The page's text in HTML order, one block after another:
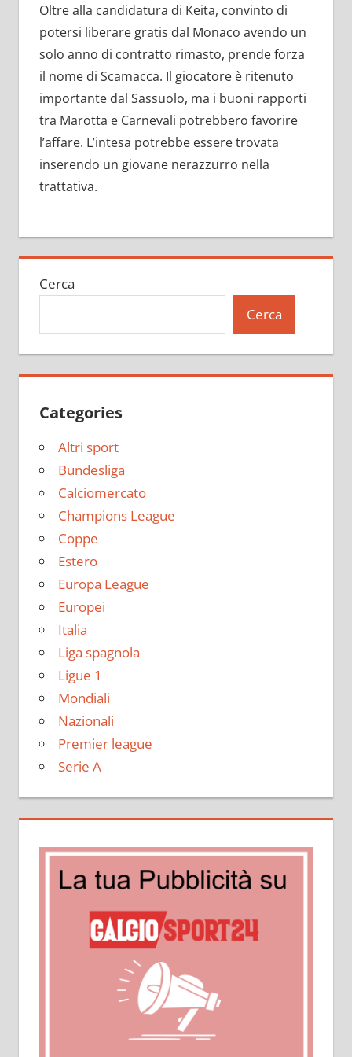
Oltre alla candidatura di Keita, convinto di
potersi liberare gratis dal Monaco avendo un
solo anno di contratto rimasto, prende forza
il nome di Scamacca. Il giocatore è ritenuto
importante dal Sassuolo, ma i buoni rapporti
tra Marotta e Carnevali potrebbero favorire
l’affare. L’intesa potrebbe essere trovata
inserendo un giovane nerazzurro nella
trattativa.
Cerca
Cerca
Categories
Altri sport
Bundesliga
Calciomercato
Champions League
Coppe
Estero
Europa League
Europei
Italia
Liga spagnola
Ligue 1
Mondiali
Nazionali
Premier league
Serie A